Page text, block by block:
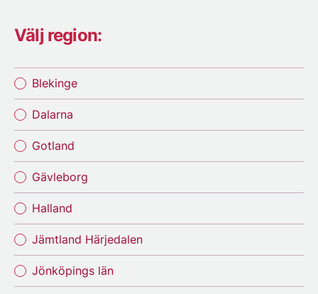
Välj region:
Blekinge
Dalarna
Gotland
Gävleborg
Halland
Jämtland Härjedalen
Jönköpings län